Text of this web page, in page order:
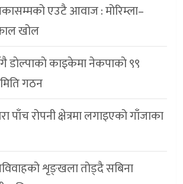
एउटै आवाज : मोरिम्ला–
खोल
डाेल्पाकाे काइकेमा नेकपाकाे ९९
गठन
पाँच रोपनी क्षेत्रमा लगाइएको गाँजाका
शृङ्खला तोड्दै सबिना